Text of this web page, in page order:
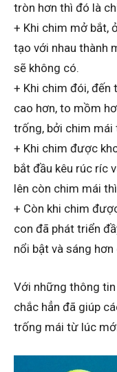
tròn hơn thì đó là
+ Khi chim mở bắt,
tạo với nhau thành
sẽ không có.
+ Khi chim đói, đến
cao hơn, to mồm
trống, bởi chim mái
+ Khi chim được
bắt đầu kêu rúc ríc
lên còn chim mái
+ Còn khi chim
con đã phát triển
nổi bật và sáng
Với những thông
chắc hẳn đã giúp
trống mái từ lúc